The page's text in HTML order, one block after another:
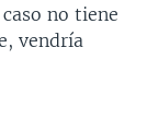
no tiene
vendría